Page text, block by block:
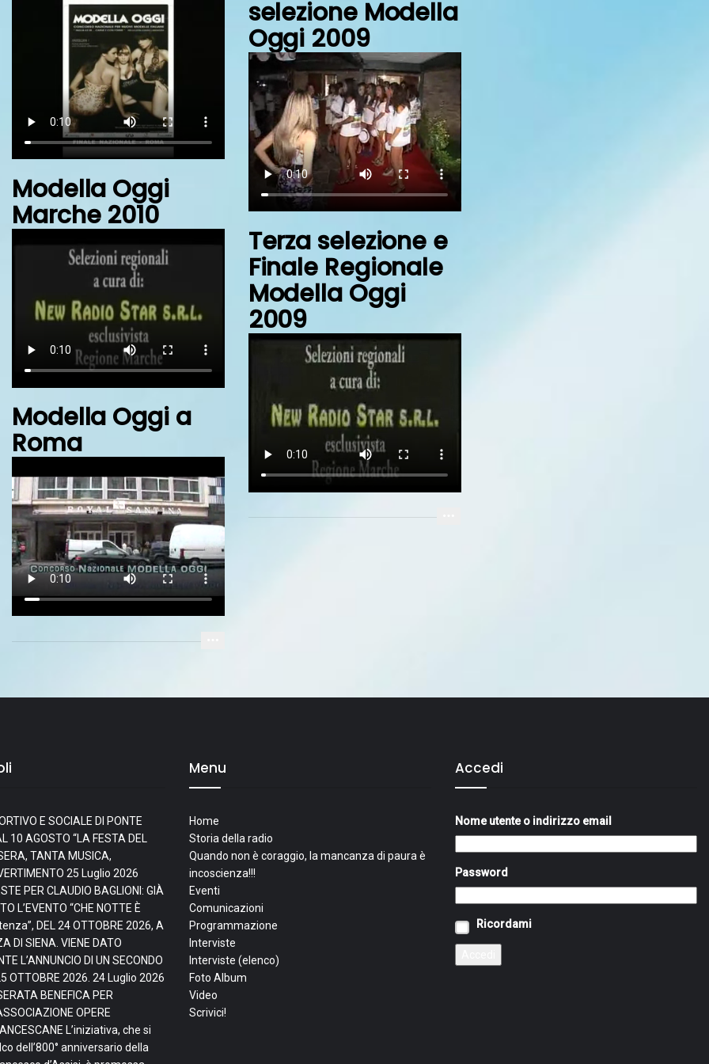
Modella Oggi
Marche 2010
Modella Oggi a
Roma
selezione Modella
Oggi 2009
Terza selezione e
Finale Regionale
Modella Oggi
2009
E SOCIALE DI PONTE
10 AGOSTO “LA FESTA DEL
TANTA MUSICA,
25 Luglio 2026
PER CLAUDIO BAGLIONI: GIÀ
L’EVENTO “CHE NOTTE È
DEL 24 OTTOBRE 2026, A
DI SIENA. VIENE DATO
L’ANNUNCIO DI UN SECONDO
OTTOBRE 2026. 24 Luglio 2026
BENEFICA PER
OPERE
L’iniziativa, che si
dell’800° anniversario della
Menu
Home
Storia della radio
Quando non è coraggio, la mancanza di paura è
incoscienza!!!
Eventi
Comunicazioni
Programmazione
Interviste
Interviste (elenco)
Foto Album
Video
Scrivici!
Accedi
Nome utente o indirizzo email
Password
Ricordami